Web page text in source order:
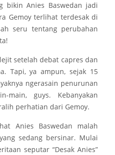
bikin Anies Baswedan jadi
Gemoy terlihat terdesak di
seru tentang perubahan
setelah debat capres dan
Tapi, ya ampun, sejak 15
ngerasain penurunan
main, guys. Kebanyakan
perhatian dari Gemoy.
Anies Baswedan malah
sedang bersinar. Mulai
seputar “Desak Anies”